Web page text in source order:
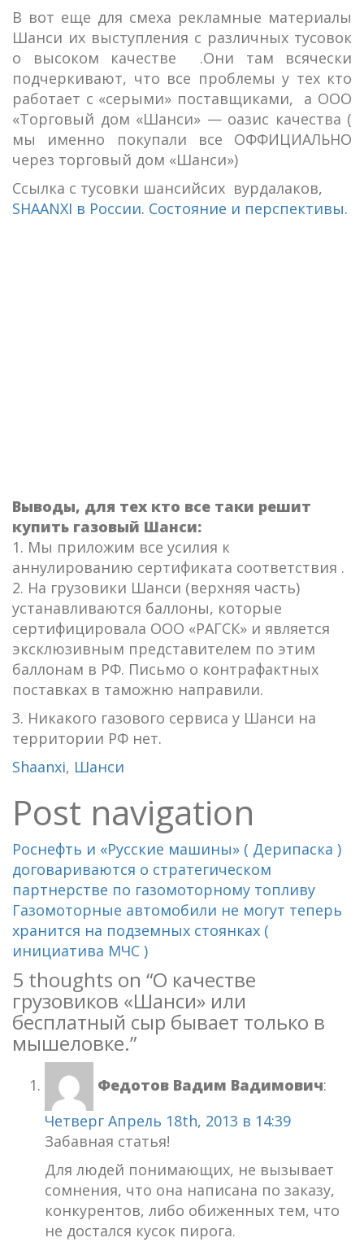
В вот еще для смеха рекламные материалы
Шанси их выступления с различных тусовок
о высоком качестве .Они там всячески
подчеркивают, что все проблемы у тех кто
работает с «серыми» поставщиками, а ООО
«Торговый дом «Шанси» — оазис качества (
мы именно покупали все ОФФИЦИАЛЬНО
через торговый дом «Шанси»)
Ссылка с тусовки шансийсих вурдалаков,
SHAANXI в России. Состояние и перспективы.
Выводы, для тех кто все таки решит
купить газовый Шанси:
1. Мы приложим все усилия к
аннулированию сертификата соответствия .
2. На грузовики Шанси (верхняя часть)
устанавливаются баллоны, которые
сертифицировала ООО «РАГСК» и является
эксклюзивным представителем по этим
баллонам в РФ. Письмо о контрафактных
поставках в таможню направили.
3. Никакого газового сервиса у Шанси на
территории РФ нет.
Shaanxi, Шанси
Post navigation
Роснефть и «Русские машины» ( Дерипаска )
договариваются о стратегическом
партнерстве по газомоторному топливу
Газомоторные автомобили не могут теперь
хранится на подземных стоянках (
инициатива МЧС )
5 thoughts on “О качестве
грузовиков «Шанси» или
бесплатный сыр бывает только в
мышеловке.”
Федотов Вадим Вадимович:
Четверг Апрель 18th, 2013 в 14:39
Забавная статья!
Для людей понимающих, не вызывает
сомнения, что она написана по заказу,
конкурентов, либо обиженных тем, что
не достался кусок пирога.